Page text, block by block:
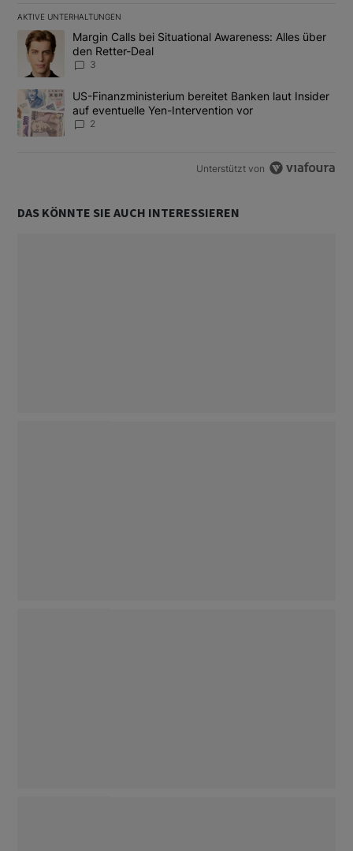
AKTIVE UNTERHALTUNGEN
Das Folgende ist eine Liste der am meisten kommentierten
Ein Trendartikel mit dem Titel "Margin Calls bei Situational
Margin Calls bei Situational Awareness: Alles über
den Retter-Deal
3
Ein Trendartikel mit dem Titel "US-Finanzministerium bereitet
US-Finanzministerium bereitet Banken laut Insider
auf eventuelle Yen-Intervention vor
2
Unterstützt von
DAS KÖNNTE SIE AUCH INTERESSIEREN